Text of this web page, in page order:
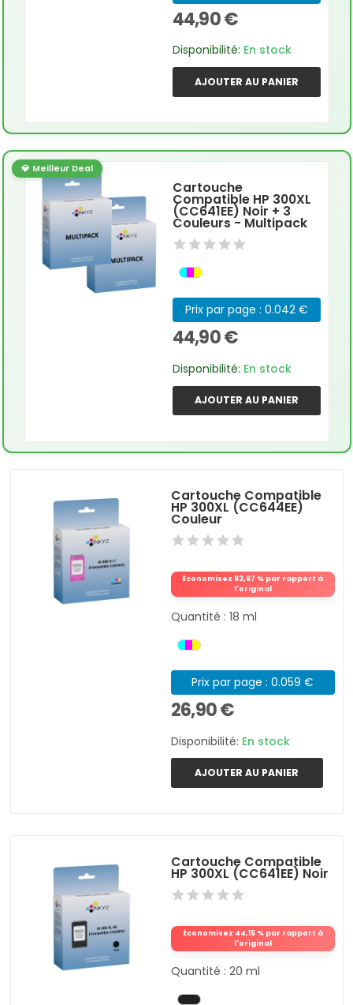
44,90 €
Disponibilité: En stock
AJOUTER AU PANIER
💎 Meilleur Deal
Cartouche
Compatible HP 300XL
(CC641EE) Noir + 3
Couleurs - Multipack
Prix par page : 0.042 €
44,90 €
Disponibilité: En stock
AJOUTER AU PANIER
Cartouche Compatible
HP 300XL (CC644EE)
Couleur
Économisez 82,87 % par rapport à
l'original
Quantité : 18 ml
Prix par page : 0.059 €
26,90 €
Disponibilité: En stock
AJOUTER AU PANIER
Cartouche Compatible
HP 300XL (CC641EE) Noir
Économisez 44,15 % par rapport à
l'original
Quantité : 20 ml